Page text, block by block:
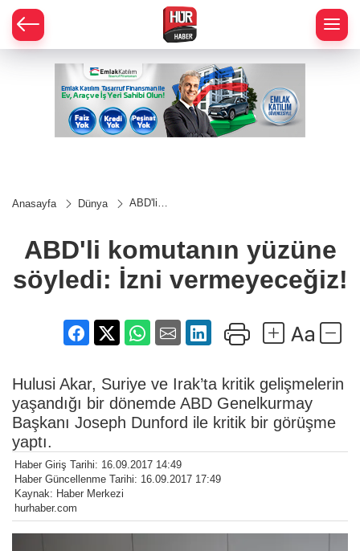
Anasayfa Dünya
ABD'li
söyledi: İzni
vermeyeceğiz!
ABD'li komutanın yüzüne
söyledi: İzni vermeyeceğiz!
Hulusi Akar, Suriye ve Irak’ta kritik gelişmelerin
yaşandığı bir dönemde ABD Genelkurmay
Başkanı Joseph Dunford ile kritik bir görüşme
yaptı.
Haber Giriş Tarihi: 16.09.2017 14:49
Haber Güncellenme Tarihi: 16.09.2017 17:49
Kaynak: Haber Merkezi
hurhaber.com